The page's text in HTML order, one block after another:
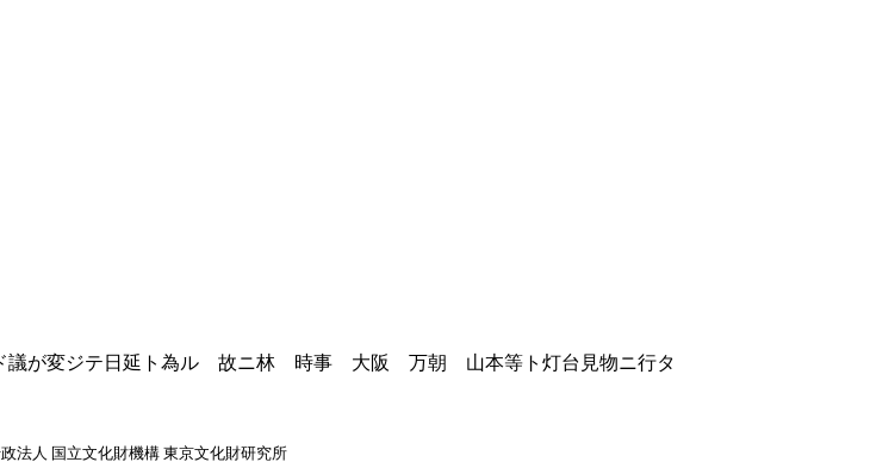
議が変ジテ日延ト為ル 故ニ林 時事 大阪 万朝 山本等ト灯台見物ニ行タ
法人 国立文化財機構 東京文化財研究所